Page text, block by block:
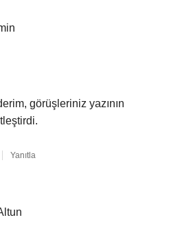
görüşleriniz yazının
Yanıtla